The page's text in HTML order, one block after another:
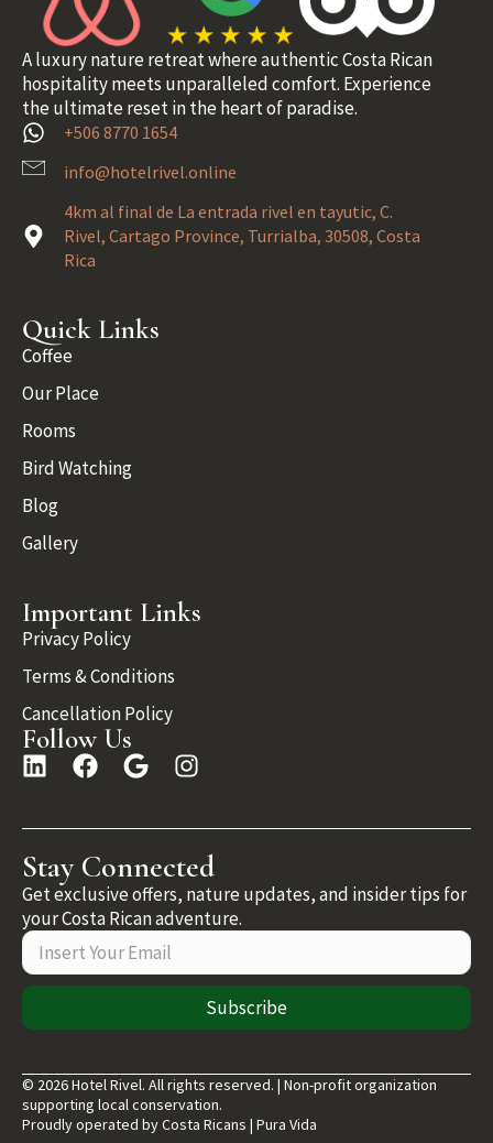
A luxury nature retreat where authentic Costa Rican
hospitality meets unparalleled comfort. Experience
the ultimate reset in the heart of paradise.
+506 8770 1654
info@hotelrivel.online
4km al final de La entrada rivel en tayutic, C.
Rivel, Cartago Province, Turrialba, 30508, Costa
Rica
Quick Links
Coffee
Our Place
Rooms
Bird Watching
Blog
Gallery
Important Links
Privacy Policy
Terms & Conditions
Cancellation Policy
Follow Us
Stay Connected
Get exclusive offers, nature updates, and insider tips for
your Costa Rican adventure.
Subscribe
© 2026 Hotel Rivel. All rights reserved. | Non-profit organization
supporting local conservation.
Proudly operated by Costa Ricans | Pura Vida